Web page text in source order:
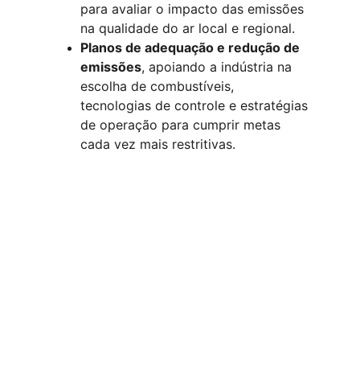
para avaliar o impacto das emissões
na qualidade do ar local e regional.
Planos de adequação e redução de
emissões, apoiando a indústria na
escolha de combustíveis,
tecnologias de controle e estratégias
de operação para cumprir metas
cada vez mais restritivas.